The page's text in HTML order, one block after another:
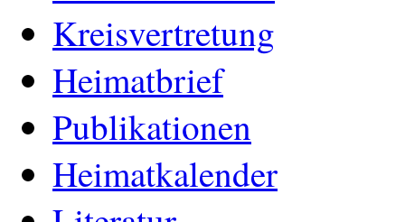
Kreisvertretung
Heimatbrief
Publikationen
Heimatkalender